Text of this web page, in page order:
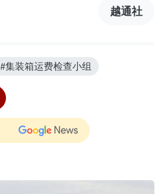
越通社
#集装箱运费检查小组